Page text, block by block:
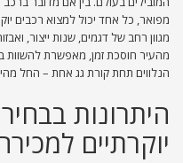
מפואר, כל אחד יכול למצוא רכבים
מגוון רחב של דגמים, שנות ייצור,
מהעיר חוסכת זמן, מאפשרת להשוות
הנלווים תחת קורת גג אחת – החל
היתרונות
יוקרתיים